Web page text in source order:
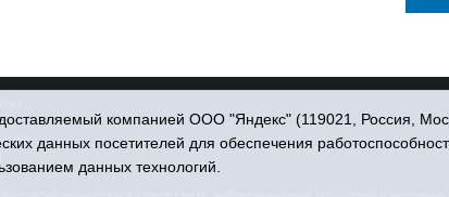
39.
компанией ООО "Яндекс" (119021, Россия,
данных посетителей для обеспечения
данных технологий.